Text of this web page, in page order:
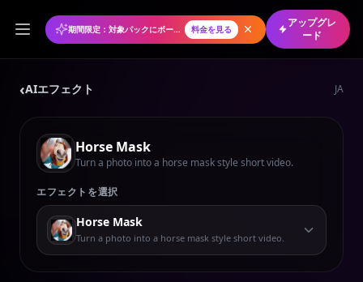
期間限定：対象パックにボーナスクレジット 料金を見る
アップグレ
ード
‹AIエフェクト JA
Horse Mask
Turn a photo into a horse mask style short video.
エフェクトを選択
Horse Mask
Turn a photo into a horse mask style short video.